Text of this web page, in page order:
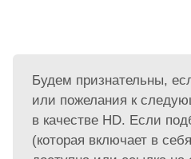
Будем признательны,
или пожелания к
в качестве HD. Если
(которая включает в